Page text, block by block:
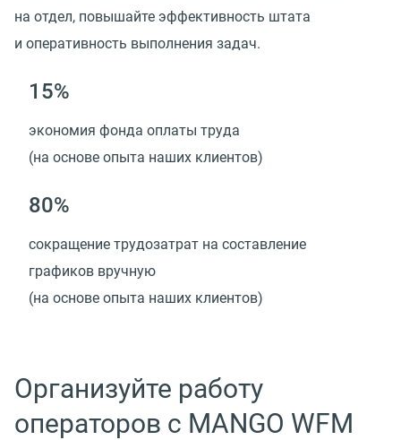
на отдел, повышайте эффективность штата
и оперативность выполнения задач.
15%
экономия фонда оплаты труда
(на основе опыта наших клиентов)
80%
сокращение трудозатрат на составление
графиков вручную
(на основе опыта наших клиентов)
Организуйте работу
операторов с MANGO WFM